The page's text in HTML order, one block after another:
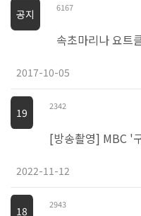
6167
공지
속초마리나 요트
2017-10-05
2342
19
[방송촬영] MBC '
2022-11-12
2943
18